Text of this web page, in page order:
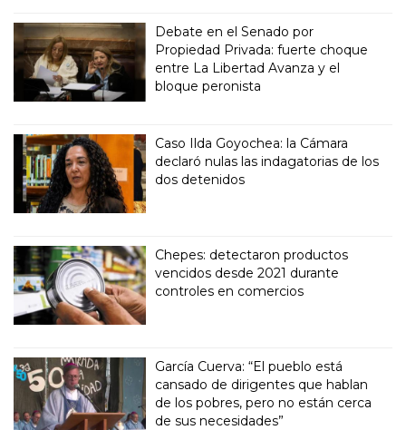
Debate en el Senado por
Propiedad Privada: fuerte choque
entre La Libertad Avanza y el
bloque peronista
Caso Ilda Goyochea: la Cámara
declaró nulas las indagatorias de los
dos detenidos
Chepes: detectaron productos
vencidos desde 2021 durante
controles en comercios
García Cuerva: “El pueblo está
cansado de dirigentes que hablan
de los pobres, pero no están cerca
de sus necesidades”